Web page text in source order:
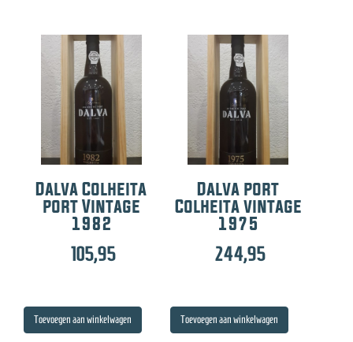
Dalva Colheita
port Vintage
1982
105,95
Toevoegen aan winkelwagen
Dalva port
Colheita vintage
1975
244,95
Toevoegen aan winkelwagen